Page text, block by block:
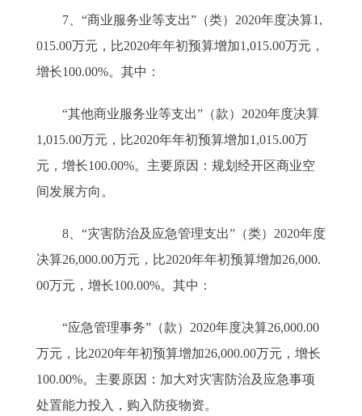
7、“商业服务业等支出”（类）2020年度决算1,
015.00万元，比2020年年初预算增加1,015.00万元，
增长100.00%。其中：
“其他商业服务业等支出”（款）2020年度决算
1,015.00万元，比2020年年初预算增加1,015.00万
元，增长100.00%。主要原因：规划经开区商业空
间发展方向。
8、“灾害防治及应急管理支出”（类）2020年度
决算26,000.00万元，比2020年年初预算增加26,000.
00万元，增长100.00%。其中：
“应急管理事务”（款）2020年度决算26,000.00
万元，比2020年年初预算增加26,000.00万元，增长
100.00%。主要原因：加大对灾害防治及应急事项
处置能力投入，购入防疫物资。